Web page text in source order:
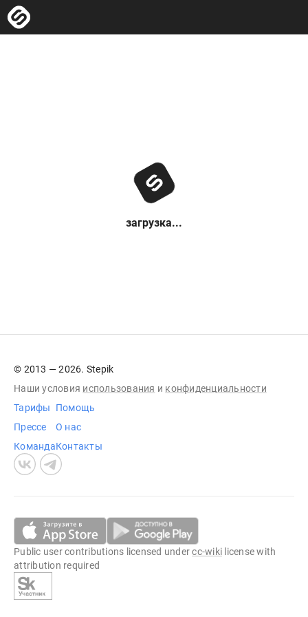
загрузка...
© 2013 — 2026. Stepik
Наши условия использования и конфиденциальности
Тарифы
Прессе
Команда
Помощь
О нас
Контакты
Public user contributions licensed undercc-wiki license with
attribution required